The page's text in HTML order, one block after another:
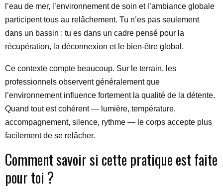
l’eau de mer, l’environnement de soin et l’ambiance globale
participent tous au relâchement. Tu n’es pas seulement
dans un bassin : tu es dans un cadre pensé pour la
récupération, la déconnexion et le bien-être global.
Ce contexte compte beaucoup. Sur le terrain, les
professionnels observent généralement que
l’environnement influence fortement la qualité de la détente.
Quand tout est cohérent — lumière, température,
accompagnement, silence, rythme — le corps accepte plus
facilement de se relâcher.
Comment savoir si cette pratique est faite
pour toi ?